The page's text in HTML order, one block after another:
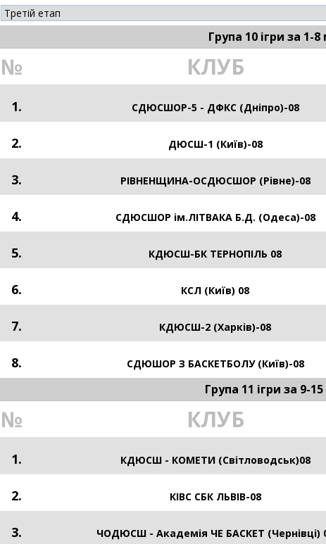
Група 10 ігри за 1-8
№ КЛУБ
1. СДЮСШОР-5 - ДФКС (Дніпро)-08
2. ДЮСШ-1 (Київ)-08
3. РІВНЕНЩИНА-ОСДЮСШОР (Рівне)-08
4. СДЮСШОР ім.ЛІТВАКА Б.Д. (Одеса)-08
5. КДЮСШ-БК ТЕРНОПІЛЬ 08
6. КСЛ (Київ) 08
7. КДЮСШ-2 (Харків)-08
8. СДЮШОР З БАСКЕТБОЛУ (Київ)-08
Група 11 ігри за 9-
№ КЛУБ
1. КДЮСШ - КОМЕТИ (Світловодськ)08
2. КІВС СБК ЛЬВІВ-08
3. ЧОДЮСШ - Академія ЧЕ БАСКЕТ (Чернівці)